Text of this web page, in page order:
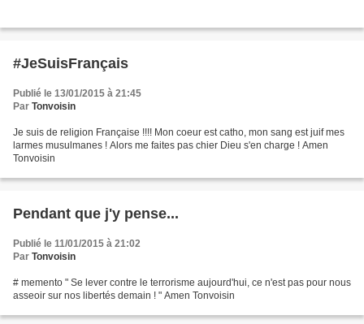
#JeSuisFrançais
Publié le 13/01/2015 à 21:45
Par Tonvoisin
Je suis de religion Française !!!! Mon coeur est catho, mon sang est juif mes
larmes musulmanes ! Alors me faites pas chier Dieu s'en charge ! Amen
Tonvoisin
Pendant que j'y pense...
Publié le 11/01/2015 à 21:02
Par Tonvoisin
# memento " Se lever contre le terrorisme aujourd'hui, ce n'est pas pour nous
asseoir sur nos libertés demain ! " Amen Tonvoisin